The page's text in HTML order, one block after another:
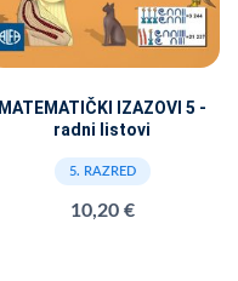
MATEMATIČKI IZAZOVI 5 -
radni listovi
5. RAZRED
10,20 €